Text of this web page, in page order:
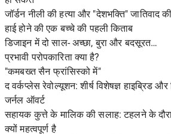
जॉर्डन नीली की हत्या और "देशभक्ति" जातिवाद
हाई होने की एक बच्चे की पहली किताब
डिजाइन में दो साल- अच्छा, बुरा और बदसूरत…
प्रभावी परोपकारिता क्या है?
"कमबख्त सैन फ्रांसिस्को में"
द वर्कप्लेस रेवोल्यूशन: शीर्ष विशेषज्ञ हाइब्रिड और
जर्नल ऑवर्ट
सहायक कुत्ते के मालिक की सलाह: टहलने के
क्यों महत्वपूर्ण है